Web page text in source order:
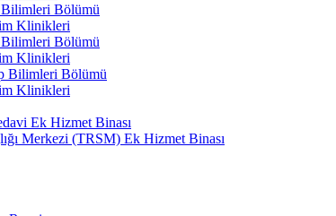
Bilimleri Bölümü
Klinikleri
Bölümü
Klinikleri
Bilimleri Bölümü
Klinikleri
Ek Hizmet Binası
Merkezi (TRSM) Ek Hizmet Binası